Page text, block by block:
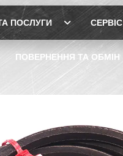
ПОСЛУГИ СЕРВІС
ПОВЕРНЕННЯ ТА ОБМІН